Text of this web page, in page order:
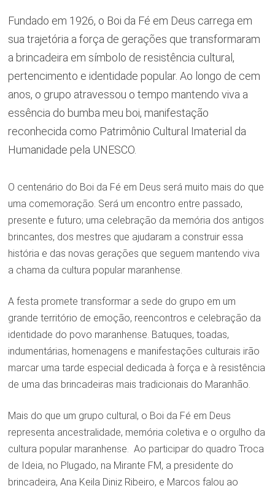
Fundado em 1926, o Boi da Fé em Deus carrega em
sua trajetória a força de gerações que transformaram
a brincadeira em símbolo de resistência cultural,
pertencimento e identidade popular. Ao longo de cem
anos, o grupo atravessou o tempo mantendo viva a
essência do bumba meu boi, manifestação
reconhecida como Patrimônio Cultural Imaterial da
Humanidade pela UNESCO.
O centenário do Boi da Fé em Deus será muito mais do que
uma comemoração. Será um encontro entre passado,
presente e futuro; uma celebração da memória dos antigos
brincantes, dos mestres que ajudaram a construir essa
história e das novas gerações que seguem mantendo viva
a chama da cultura popular maranhense.
A festa promete transformar a sede do grupo em um
grande território de emoção, reencontros e celebração da
identidade do povo maranhense. Batuques, toadas,
indumentárias, homenagens e manifestações culturais irão
marcar uma tarde especial dedicada à força e à resistência
de uma das brincadeiras mais tradicionais do Maranhão.
Mais do que um grupo cultural, o Boi da Fé em Deus
representa ancestralidade, memória coletiva e o orgulho da
cultura popular maranhense. Ao participar do quadro Troca
de Ideia, no Plugado, na Mirante FM, a presidente do
brincadeira, Ana Keila Diniz Ribeiro, e Marcos falou ao